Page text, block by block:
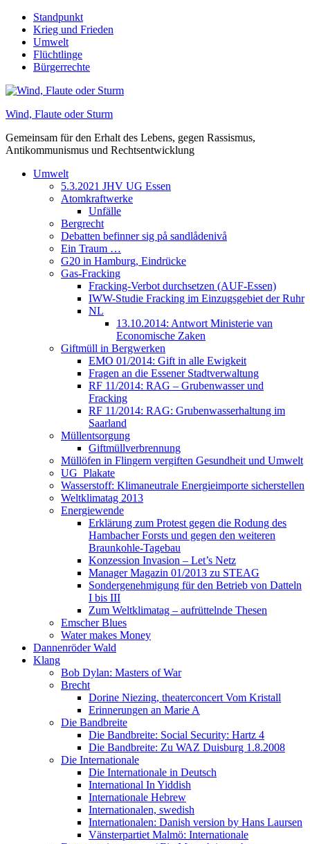
Skip
content
Standpunkt
Krieg und Frieden
Umwelt
Flüchtlinge
Bürgerrechte
Wind, Flaute oder Sturm
Gemeinsam für den Erhalt des Lebens, gegen Rassismus,
Antikommunismus und Rechtsentwicklung
Umwelt
5.3.2021 JHV UG Essen
Atomkraftwerke
Unfälle
Bergrecht
Debatten befinner sig på sandlådenivå
Ein Traum …
G20 in Hamburg, Eindrücke
Gas-Fracking
Fracking-Verbot durchsetzen (AUF-Essen)
IWW-Studie Fracking im Einzugsgebiet der Ruhr
NL
13.10.2014: Antwort Ministerie van
Economische Zaken
Giftmüll in Bergwerken
EMO 01/2014: Gift in alle Ewigkeit
Fragen an die Essener Stadtverwaltung
RF 11/2014: RAG – Grubenwasser und
Fracking
RF 11/2014: RAG: Grubenwasserhaltung im
Saarland
Müllentsorgung
Giftmüllverbrennung
Müllöfen in Flingern vergiften Gesundheit und Umwelt
UG_Plakate
Wasserstoff: Klimaneutrale Energieimporte sicherstellen
Weltklimatag 2013
Energiewende
Erklärung zum Protest gegen die Rodung des
Hambacher Forsts und gegen den weiteren
Braunkohle-Tagebau
Konzession Invasion – Let’s Netz
Manager Magazin 01/2013 zu STEAG
Sondergenehmigung für den Betrieb von Datteln
I bis III
Zum Weltklimatag – aufrüttelnde Thesen
Emscher Blues
Water makes Money
Dannenröder Wald
Klang
Bob Dylan: Masters of War
Brecht
Dorine Niezing, theaterconcert Vom Kristall
Erinnerungen an Marie A
Die Bandbreite
Die Bandbreite: Social Security: Hartz 4
Die Bandbreite: Zu WAZ Duisburg 1.8.2008
Die Internationale
Die Internationale in Deutsch
International In Yiddish
Internationale Hebrew
Internationalen, swedish
Internationalen: Danish version by Hans Laursen
Vänsterpartiet Malmö: Internationale